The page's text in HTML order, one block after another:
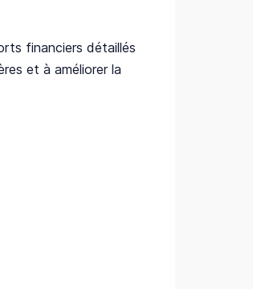
financiers détaillés
et à améliorer la